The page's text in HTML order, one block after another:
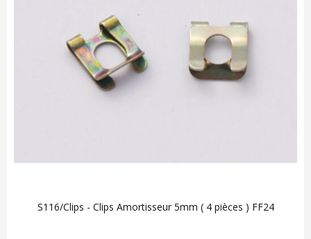
S116/Clips - Clips Amortisseur 5mm ( 4 pièces ) FF24